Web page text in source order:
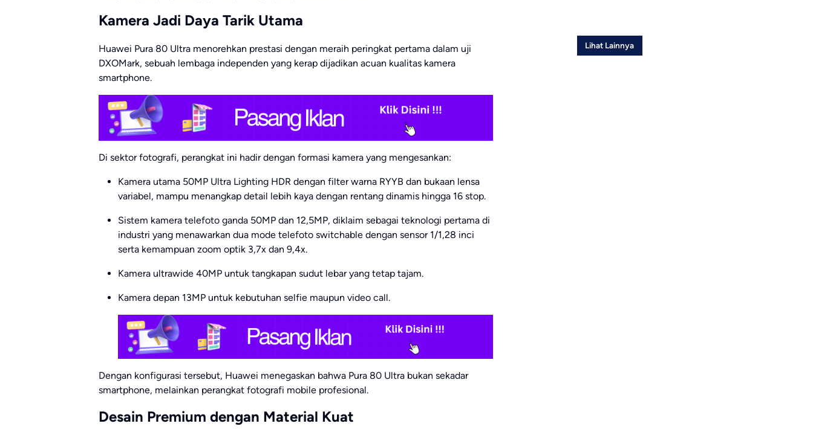
Kamera Jadi Daya Tarik Utama
Huawei Pura 80 Ultra menorehkan prestasi dengan meraih peringkat pertama dalam uji
DXOMark, sebuah lembaga independen yang kerap dijadikan acuan kualitas kamera
smartphone.
Di sektor fotografi, perangkat ini hadir dengan formasi kamera yang mengesankan:
Kamera utama 50MP Ultra Lighting HDR dengan filter warna RYYB dan bukaan lensa
variabel, mampu menangkap detail lebih kaya dengan rentang dinamis hingga 16 stop.
Sistem kamera telefoto ganda 50MP dan 12,5MP, diklaim sebagai teknologi pertama di
industri yang menawarkan dua mode telefoto switchable dengan sensor 1/1,28 inci
serta kemampuan zoom optik 3,7x dan 9,4x.
Kamera ultrawide 40MP untuk tangkapan sudut lebar yang tetap tajam.
Kamera depan 13MP untuk kebutuhan selfie maupun video call.
Dengan konfigurasi tersebut, Huawei menegaskan bahwa Pura 80 Ultra bukan sekadar
smartphone, melainkan perangkat fotografi mobile profesional.
Desain Premium dengan Material Kuat
Lihat Lainnya